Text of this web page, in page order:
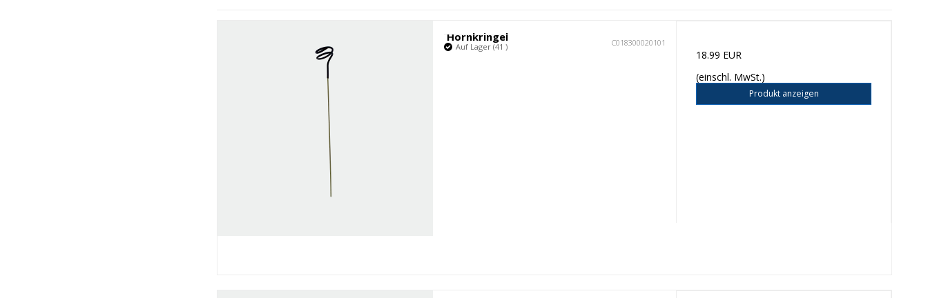
Hornkringel C018300020101
Auf Lager (41 )
18.99 EUR
(einschl. MwSt.)
Produkt anzeigen